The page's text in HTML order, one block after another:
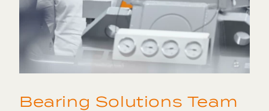
Bearing Solutions Team